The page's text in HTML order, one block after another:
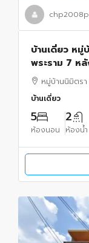
บ้านเดี่ยว หมู่
พระราม 7 ห
หมู่บ้านนิมิตร
บ้านเดี่ยว
5
ห้องนอน
2
ห้องน้ำ